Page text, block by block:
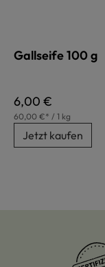
Gallseife 100 g
Regulärer Preis:
6,00 €
60,00 €* / 1 kg
Jetzt kaufen